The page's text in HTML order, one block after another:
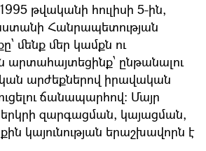
թվականի հուլիսի 5-ին,
Հանրապետության
մենք մեր կամքն ու
արտահայտեցինք՝ ընթանալու
արժեքներով իրավական
ճանապարհով։ Մայր
զարգացման, կայացման,
կայունության երաշխավորն է